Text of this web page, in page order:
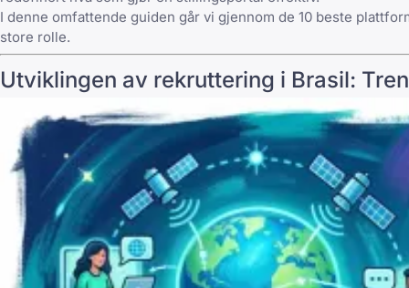
I denne omfattende guiden går vi gjennom de 10 beste
store rolle.
Utviklingen av rekruttering i Brasil: